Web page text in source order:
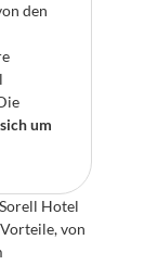
um
Hotel
von